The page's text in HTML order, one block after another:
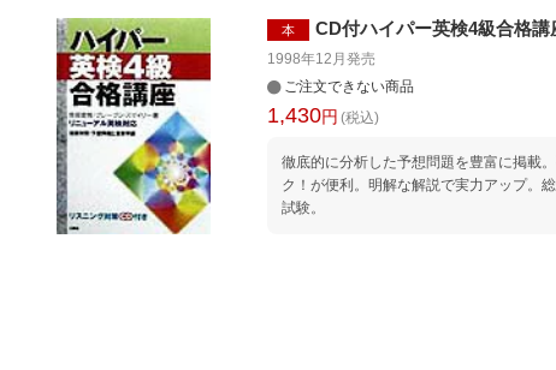
本 CD付ハイパー英検4級合格講
1998年12月発売
ご注文できない商品
1,430円 (税込)
徹底的に分析した予想問題を豊富に掲載
ク！が便利。明解な解説で実力アップ。
試験。